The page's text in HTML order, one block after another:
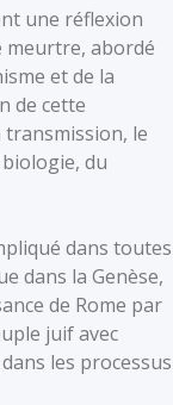
une réflexion
meurtre, abordé
et de la
de cette
transmission, le
du
dans toutes
dans la Genèse,
de Rome par
juif avec
les processus